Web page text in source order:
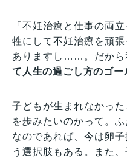
「不妊治療と仕事の両
牲にして不妊治療を頑
ありますし……。だから
て人生の過ごし方のゴー
子どもが生まれなかっ
を歩みたいのかって。
なのであれば、今は卵
う選択肢もある。また